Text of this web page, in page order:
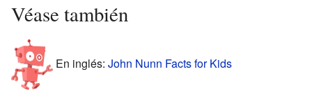
Véase también
En inglés: John Nunn Facts for Kids